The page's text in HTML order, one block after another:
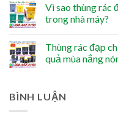
Vì sao thùng rác
trong nhà máy?
Thùng rác đạp
quả mùa nắng
BÌNH LUẬN